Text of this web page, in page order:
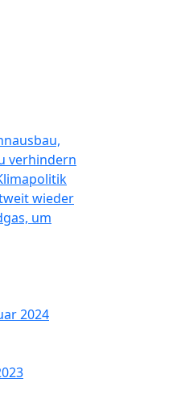
verhindern
wieder
um
2024